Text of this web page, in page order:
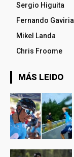
Sergio Higuita
Fernando Gaviria
Mikel Landa
Chris Froome
MÁS LEIDO